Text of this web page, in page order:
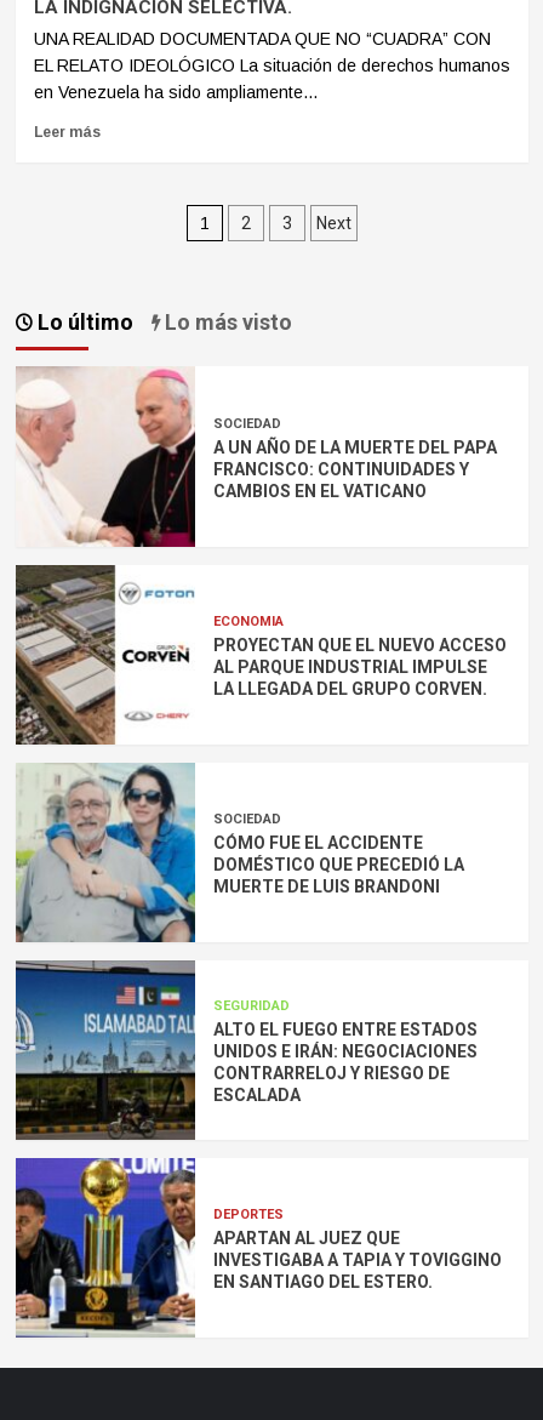
LA INDIGNACIÓN SELECTIVA.
UNA REALIDAD DOCUMENTADA QUE NO “CUADRA” CON
EL RELATO IDEOLÓGICO La situación de derechos humanos
en Venezuela ha sido ampliamente...
Leer más
Paginación
entradas
1 2 3 Next
Lo último Lo más visto
SOCIEDAD
A UN AÑO DE LA MUERTE DEL PAPA
FRANCISCO: CONTINUIDADES Y
CAMBIOS EN EL VATICANO
ECONOMIA
PROYECTAN QUE EL NUEVO ACCESO
AL PARQUE INDUSTRIAL IMPULSE
LA LLEGADA DEL GRUPO CORVEN.
SOCIEDAD
CÓMO FUE EL ACCIDENTE
DOMÉSTICO QUE PRECEDIÓ LA
MUERTE DE LUIS BRANDONI
SEGURIDAD
ALTO EL FUEGO ENTRE ESTADOS
UNIDOS E IRÁN: NEGOCIACIONES
CONTRARRELOJ Y RIESGO DE
ESCALADA
DEPORTES
APARTAN AL JUEZ QUE
INVESTIGABA A TAPIA Y TOVIGGINO
EN SANTIAGO DEL ESTERO.